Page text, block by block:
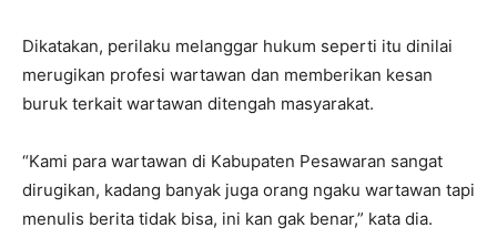
Dikatakan, perilaku melanggar hukum seperti itu dinilai
merugikan profesi wartawan dan memberikan kesan
buruk terkait wartawan ditengah masyarakat.
“Kami para wartawan di Kabupaten Pesawaran sangat
dirugikan, kadang banyak juga orang ngaku wartawan tapi
menulis berita tidak bisa, ini kan gak benar,” kata dia.